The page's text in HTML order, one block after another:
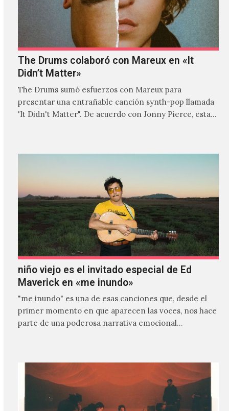
The Drums colaboró con Mareux en «It
Didn’t Matter»
The Drums sumó esfuerzos con Mareux para
presentar una entrañable canción synth-pop llamada
'It Didn't Matter". De acuerdo con Jonny Pierce, esta
niño viejo es el invitado especial de Ed
Maverick en «me inundo»
"me inundo" es una de esas canciones que, desde el
primer momento en que aparecen las voces, nos hace
parte de una poderosa narrativa emocional…